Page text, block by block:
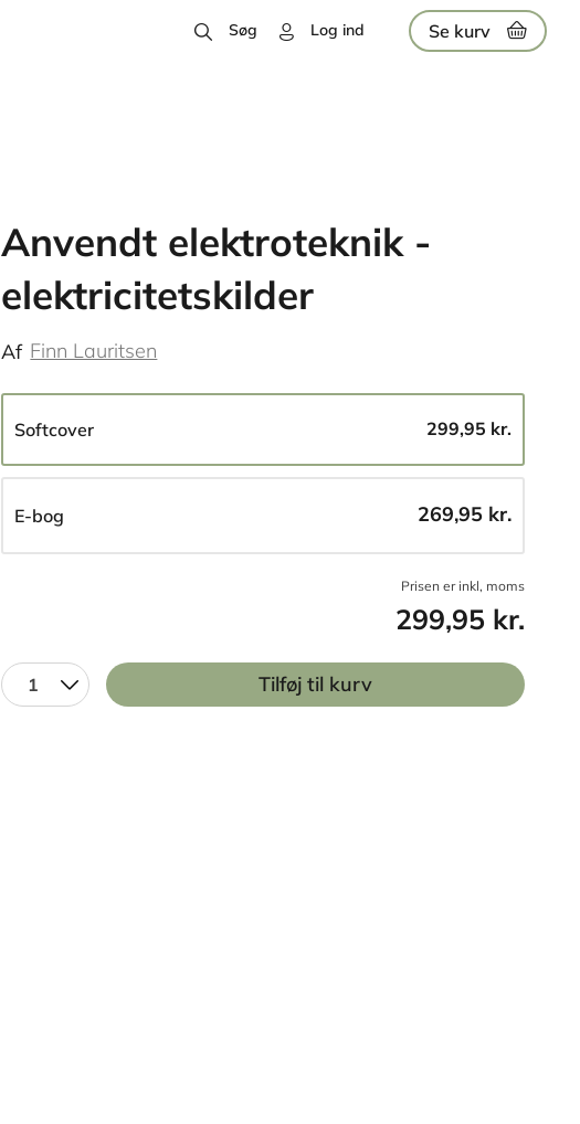
Søg Log ind Se kurv
Anvendt elektroteknik -
elektricitetskilder
Af Finn Lauritsen
Softcover 299,95 kr.
E-bog 269,95 kr.
Prisen er inkl, moms
299,95 kr.
1 Tilføj til kurv